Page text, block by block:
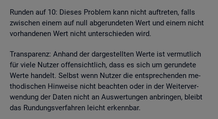
Run­den auf 10: Die­ses Pro­blem kann nicht auf­tre­ten, falls
zwi­schen einem auf null ab­ge­run­de­ten Wert und einem nicht
vor­han­de­nen Wert nicht un­ter­schie­den wird.
Trans­pa­renz: An­hand der dar­ge­stell­ten Werte ist ver­mut­lich
für viele Nut­zer of­fen­sicht­lich, dass es sich um ge­run­de­te
Werte han­delt. Selbst wenn Nut­zer die ent­spre­chen­den me­
tho­di­schen Hin­wei­se nicht be­ach­ten oder in der Wei­ter­ver­
wen­dung der Daten nicht an Aus­wer­tun­gen an­brin­gen, bleibt
das Run­dungs­ver­fah­ren leicht er­kenn­bar.